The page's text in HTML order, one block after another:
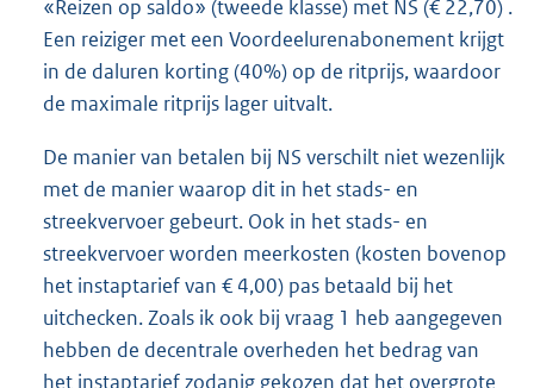
«Reizen op saldo» (tweede klasse) met NS (€ 22,70) .
Een reiziger met een Voordeelurenabonement krijgt
in de daluren korting (40%) op de ritprijs, waardoor
de maximale ritprijs lager uitvalt.
De manier van betalen bij NS verschilt niet wezenlijk
met de manier waarop dit in het stads- en
streekvervoer gebeurt. Ook in het stads- en
streekvervoer worden meerkosten (kosten bovenop
het instaptarief van € 4,00) pas betaald bij het
uitchecken. Zoals ik ook bij vraag 1 heb aangegeven
hebben de decentrale overheden het bedrag van
het instaptarief zodanig gekozen dat het overgrote